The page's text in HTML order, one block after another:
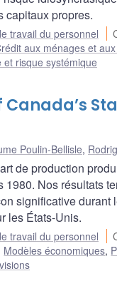
capitaux propres.
travail du personnel
aux ménages et
et risque systémique
Poulin-Bellisle,
de production
Nos résultats
significative durant
les États-Unis.
travail du personnel
Modèles économiques,